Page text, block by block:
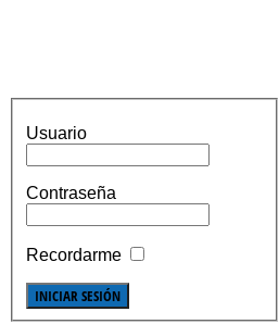
Usuario
Contraseña
Recordarme